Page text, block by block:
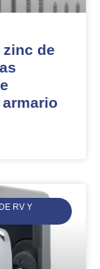
zinc de
RV Y